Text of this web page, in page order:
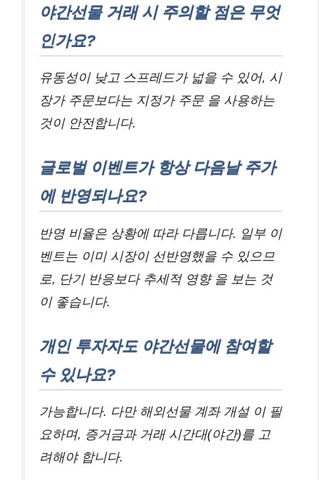
야간선물 거래 시 주의할 점은 무엇
인가요?
유동성이 낮고 스프레드가 넓을 수 있어, 시
장가 주문보다는 지정가 주문 을 사용하는
것이 안전합니다.
글로벌 이벤트가 항상 다음날 주가
에 반영되나요?
반영 비율은 상황에 따라 다릅니다. 일부 이
벤트는 이미 시장이 선반영했을 수 있으므
로, 단기 반응보다 추세적 영향 을 보는 것
이 좋습니다.
개인 투자자도 야간선물에 참여할
수 있나요?
가능합니다. 다만 해외선물 계좌 개설 이 필
요하며, 증거금과 거래 시간대(야간)를 고
려해야 합니다.